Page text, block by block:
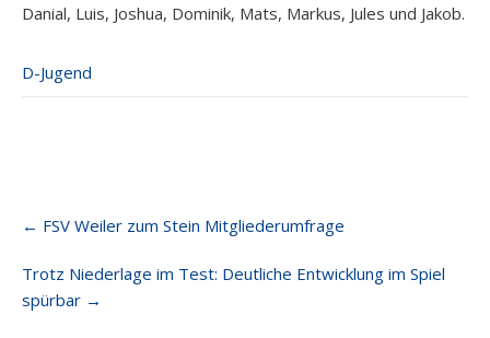
Danial, Luis, Joshua, Dominik, Mats, Markus, Jules und Jakob.
D-Jugend
Post
navigation
← FSV Weiler zum Stein Mitgliederumfrage
Trotz Niederlage im Test: Deutliche Entwicklung im Spiel
spürbar →